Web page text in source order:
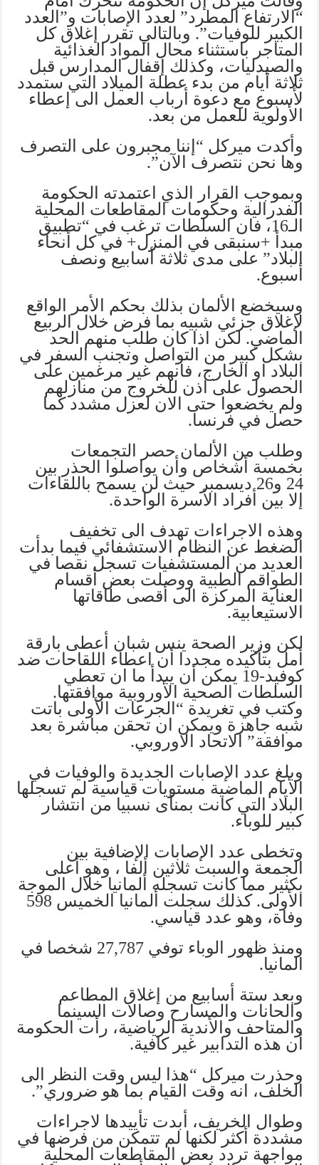
“الارتفاع المطرد” لعدد الإصابات و”العدد
الكبير للوفيات”. وبالتالي تقرر إغلاق كل
المتاجر باستثناء محال المواد الغذائية
والصيدليات، وكذلك إقفال المدارس قبل
ثلاثة أيام من بدء عطلة الميلاد التي ستمدد
لأسبوع مع دعوة أرباب العمل الى إعطاء
الأولوية للعمل من بعد.
وأكدت ميركل “إننا مجبرون على التصرف
وها نحن نتصرف الآن”.
وبموجب القرار الذي اعتمدته الحكومة
الفدرالية وحكومات المقاطعات المحلية
الـ16، فان السلطات ترغب في “تطبيق
مبدأ +سنبقى في المنزل+ في كل أنحاء
البلاد” على مدى ثلاثة أسابيع ونصف
أسبوع.
وسيخضع الألمان بذلك بحكم الأمر الواقع
لإغلاق جزئي شبيه بما فرض خلال الربيع
الماضي. لكن اذا كان طلب منهم الحد
بشكل كبير من التواصل وتجنب السفر في
البلاد او الخارج، فانهم غير مرغمين على
الحصول على اذن للخروج من منازلهم
ولم يخضعوا حتى الان لعزل مشدد كما
حصل في فرنسا.
وطلب من الألمان حصر التجمعات
بخمسة أشخاص وأن يواصلوا الحذر بين
24 و26 ديسمبر حيث لن يسمح باللقاءات
إلا بين أفراد الأسرة الواحدة.
وهذه الاجراءات تهدف الى تخفيف
الضغط عن النظام الاستشفائي فيما بدأت
العديد من المستشفيات تسجل نقصا في
الطواقم الطبية ووصلت بعض أقسام
العناية المركزة الى أقصى طاقاتها
الاستيعابية.
لكن وزير الصحة ينس شبان أعطى بارقة
أمل بتأكيده مجددا أن اعطاء اللقاحات ضد
كوفيد-19 يمكن أن يبدأ ما ان تعطي
السلطات الصحية الأوروبية موافقتها.
وكتب في تغريدة “الجرعات الأولى باتت
شبه جاهزة ويمكن ان تحقن مباشرة بعد
موافقة” الاتحاد الاوروبي.
وبلغ عدد الإصابات الجديدة والوفيات في
الأيام الماضية مستويات قياسية لم تسجلها
البلاد التي كانت بمنأى نسبيا من انتشار
كبير للوباء.
وتخطى عدد الإصابات الإضافية بين
الجمعة والسبت ثلاثين ألفا ، وهو أعلى
بكثير مما كانت تسجله ألمانيا خلال الموجة
الأولى. كذلك سجلت ألمانيا الخميس 598
وفاة، وهو عدد قياسي.
ومنذ ظهور الوباء توفي 27,787 شخصا في
المانيا.
وبعد ستة أسابيع من إغلاق المطاعم
والحانات والمسارح وصالات السينما
والمتاحف والأندية الرياضية، رأت الحكومة
أن هذه التدابير غير كافية.
وحذرت ميركل “هذا ليس وقت النظر الى
الخلف، انه وقت القيام بما هو ضروري”.
وطوال الخريف، أبدت تأييدها لاجراءات
مشددة أكثر لكنها لم تتمكن من فرضها في
مواجهة تردد بعض المقاطعات المحلية